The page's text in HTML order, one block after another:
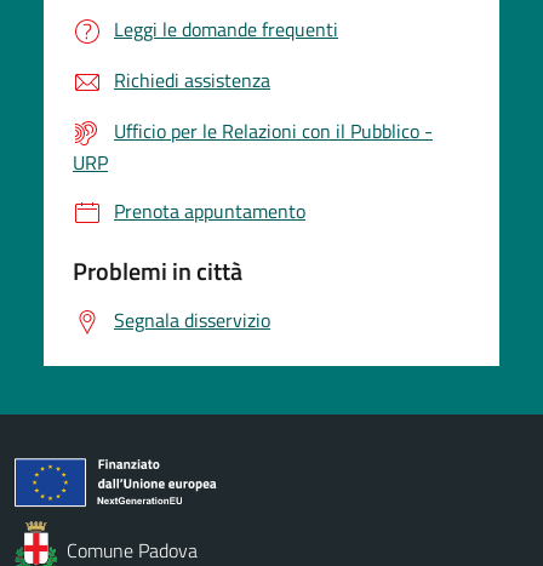
Leggi le domande frequenti
Richiedi assistenza
Ufficio per le Relazioni con il Pubblico -
URP
Prenota appuntamento
Problemi in città
Segnala disservizio
Comune Padova